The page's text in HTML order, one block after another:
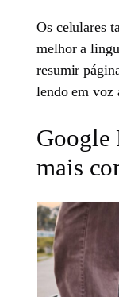
Os celulares
melhor a
resumir
lendo em voz
Google
mais